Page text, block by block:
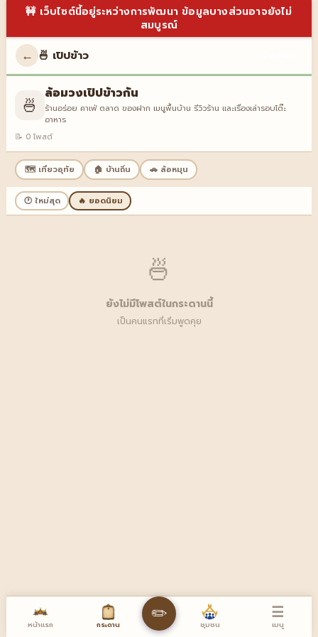
🚧 เว็บไซต์นี้อยู่ระหว่างการพัฒนา ข้อมูลบางส่วนอาจยังไม่
สมบูรณ์
← 🍜 เปิปข้าว
🍜
ล้อมวงเปิปข้าวกัน
ร้านอร่อย คาเฟ่ ตลาด ของฝาก เมนูพื้นบ้าน รีวิวร้าน และเรื่องเล่ารอบโต๊ะ
อาหาร
📝 0 โพสต์
🗺️ เที่ยวอุทัย 🏠 บ้านถิ่น 🚗 ล้อหมุน
🕐 ใหม่สุด 🔥 ยอดนิยม
🍜
ยังไม่มีโพสต์ในกระดานนี้
เป็นคนแรกที่เริ่มพูดคุย
หน้าแรก กระดาน ✏️ ชุมชน
☰
เมนู